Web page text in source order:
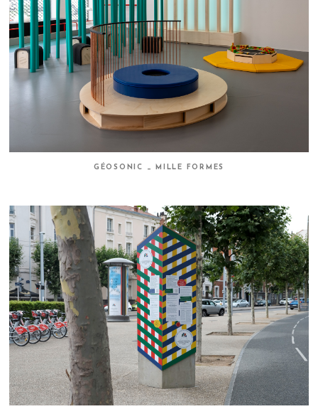
GÉOSONIC _ MILLE FORMES